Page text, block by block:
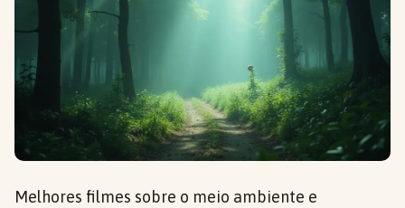
Melhores filmes sobre o meio ambiente e